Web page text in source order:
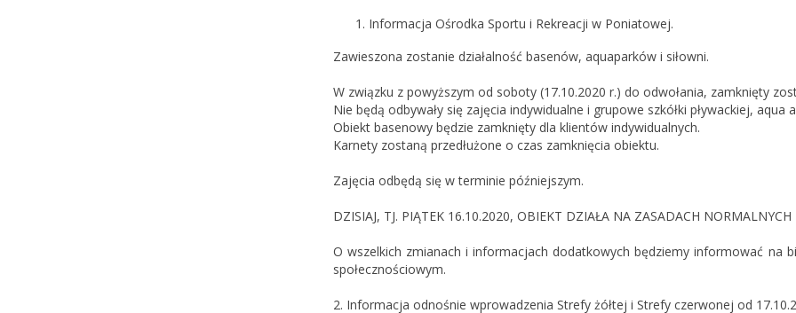
Informacja Ośrodka Sportu i Rekreacji w Poniatowej.
Zawieszona zostanie działalność basenów, aquaparków i siłowni.
W związku z powyższym od soboty (17.10.2020 r.) do odwołania, zamknięty
Nie będą odbywały się zajęcia indywidualne i grupowe szkółki pływackiej, aqua
Obiekt basenowy będzie zamknięty dla klientów indywidualnych.
Karnety zostaną przedłużone o czas zamknięcia obiektu.
Zajęcia odbędą się w terminie późniejszym.
DZISIAJ, TJ. PIĄTEK 16.10.2020, OBIEKT DZIAŁA NA ZASADACH
O wszelkich zmianach i informacjach dodatkowych będziemy informować na
społecznościowym.
2. Informacja odnośnie wprowadzenia Strefy żółtej i Strefy czerwonej od